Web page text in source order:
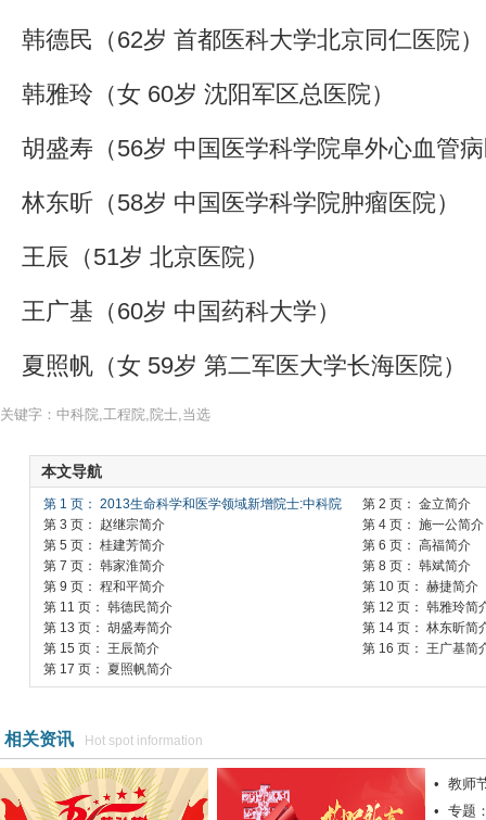
韩德民 （62岁 首都医科大学北京同仁医院）
韩雅玲 （女 60岁 沈阳军区总医院）
胡盛寿 （56岁 中国医学科学院阜外心血管
林东昕 （58岁 中国医学科学院肿瘤医院）
王辰 （51岁 北京医院）
王广基 （60岁 中国药科大学）
夏照帆 （女 59岁 第二军医大学长海医院）
本文导航
第 1 页： 2013生命科学和医学领域新增院士:中科院
9名工程院7名
第 2 页： 金立简介
第 3 页： 赵继宗简介
第 4 页： 施一公简介
第 5 页： 桂建芳简介
第 6 页： 高福简介
第 7 页： 韩家淮简介
第 8 页： 韩斌简介
第 9 页： 程和平简介
第 10 页： 赫捷简介
第 11 页： 韩德民简介
第 12 页： 韩雅玲简
第 13 页： 胡盛寿简介
第 14 页： 林东昕简
第 15 页： 王辰简介
第 16 页： 王广基简
第 17 页： 夏照帆简介
关键字：中科院,工程院,院士,当选
相关资讯 Hot spot information
• 教师
• 专题